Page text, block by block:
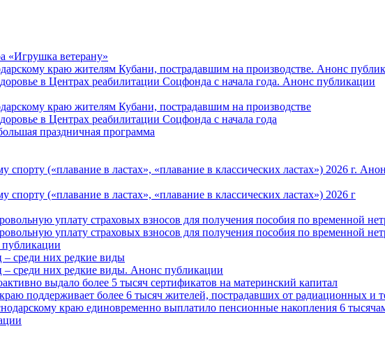
«Игрушка ветерану»
краю жителям Кубани, пострадавшим на производстве. Анонс
в Центрах реабилитации Соцфонда с начала года. Анонс публикации
краю жителям Кубани, пострадавшим на производстве
в Центрах реабилитации Соцфонда с начала года
праздничная программа
(«плавание в ластах», «плавание в классических ластах») 2026 г.
(«плавание в ластах», «плавание в классических ластах») 2026 г
уплату страховых взносов для получения пособия по временной
уплату страховых взносов для получения пособия по временной
публикации
– среди них редкие виды
– среди них редкие виды. Анонс публикации
выдало более 5 тысяч сертификатов на материнский капитал
поддерживает более 6 тысяч жителей, пострадавших от радиационных и
краю единовременно выплатило пенсионные накопления 6